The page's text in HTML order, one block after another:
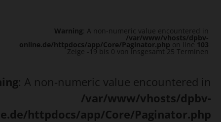
Warning : A non-numeric value encountered in
/var/www/vhosts/dpbv-
online.de/httpdocs/app/Core/Paginator.php on line 103
Zeige -19 bis 0 von insgesamt 25 Terminen
: A non-numeric value encountered in
/var/www/vhosts/dpbv-
httpdocs/app/Core/Paginator.php